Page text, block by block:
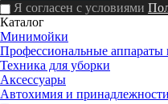
Я согласен с условиями
Каталог
Минимойки
Профессиональные
Техника для уборки
Аксессуары
Автохимия и принадлежности